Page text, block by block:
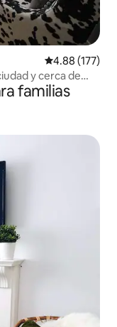
Calificación
4.88 (177)
y cerca de
familias